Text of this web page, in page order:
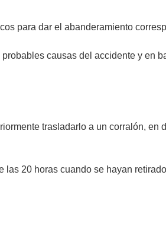
para dar el abanderamiento
causas del accidente y en
trasladarlo a un corralón, en
20 horas cuando se hayan